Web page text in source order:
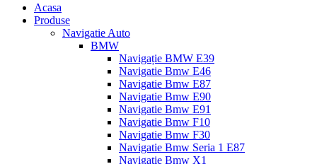
Acasa
Produse
Navigatie Auto
BMW
Navigație BMW E39
Navigatie Bmw E46
Navigatie Bmw E87
Navigatie Bmw E90
Navigatie Bmw E91
Navigatie Bmw F10
Navigatie Bmw F30
Navigatie Bmw Seria 1 E87
Navigatie Bmw X1